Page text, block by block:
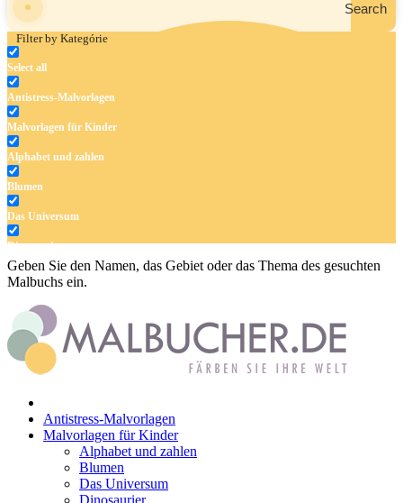
Search
Filter by Kategórie
Select all
Antistress-Malvorlagen
Malvorlagen für Kinder
Alphabet und zahlen
Blumen
Das Universum
Dinosaurier
Früchte und Gemüse
Frühling und Ostern
Halloween und Herbst
Haus und Wohnen
Märchen und Feen
Musik und Musikinstrumente
Geben Sie den Namen, das Gebiet oder das Thema des gesuchten
Malbuchs ein.
Antistress-Malvorlagen
Malvorlagen für Kinder
Alphabet und zahlen
Blumen
Das Universum